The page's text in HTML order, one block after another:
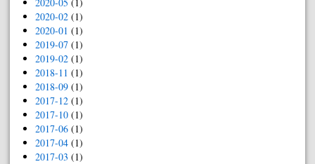
2020-02(1)
2020-01 (1)
2019-07(1)
2019-02(1)
2018-11 (1)
2018-09(1)
2017-12(1)
2017-10(1)
2017-06(1)
2017-04(1)
2017-03 (1)